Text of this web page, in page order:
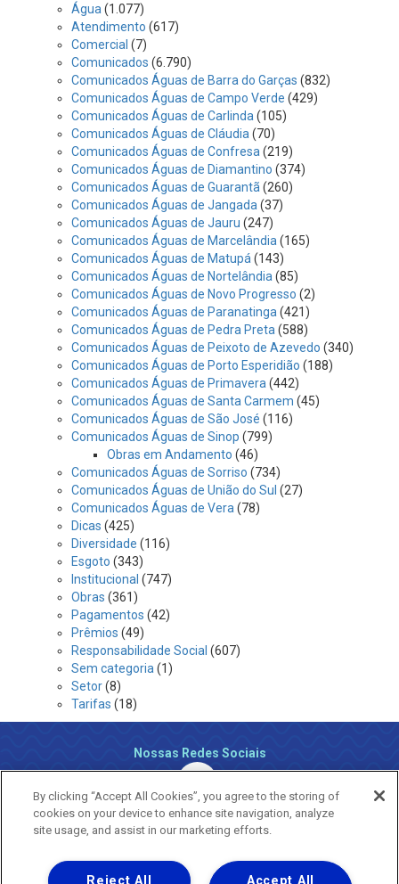
Água (1.077)
Atendimento (617)
Comercial (7)
Comunicados (6.790)
Comunicados Águas de Barra do Garças (832)
Comunicados Águas de Campo Verde (429)
Comunicados Águas de Carlinda (105)
Comunicados Águas de Cláudia (70)
Comunicados Águas de Confresa (219)
Comunicados Águas de Diamantino (374)
Comunicados Águas de Guarantã (260)
Comunicados Águas de Jangada (37)
Comunicados Águas de Jauru (247)
Comunicados Águas de Marcelândia (165)
Comunicados Águas de Matupá (143)
Comunicados Águas de Nortelândia (85)
Comunicados Águas de Novo Progresso (2)
Comunicados Águas de Paranatinga (421)
Comunicados Águas de Pedra Preta (588)
Comunicados Águas de Peixoto de Azevedo (340)
Comunicados Águas de Porto Esperidião (188)
Comunicados Águas de Primavera (442)
Comunicados Águas de Santa Carmem (45)
Comunicados Águas de São José (116)
Comunicados Águas de Sinop (799)
Obras em Andamento (46)
Comunicados Águas de Sorriso (734)
Comunicados Águas de União do Sul (27)
Comunicados Águas de Vera (78)
Dicas (425)
Diversidade (116)
Esgoto (343)
Institucional (747)
Obras (361)
Pagamentos (42)
Prêmios (49)
Responsabilidade Social (607)
Sem categoria (1)
Setor(8)
Tarifas (18)
Nossas Redes Sociais
By clicking “Accept All Cookies”, you agree to the storing of
cookies on your device to enhance site navigation, analyze
site usage, and assist in our marketing efforts.
Accept All
Reject All